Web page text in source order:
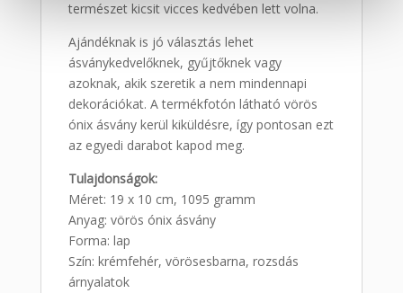
természet kicsit vicces kedvében lett volna.
Ajándéknak is jó választás lehet
ásványkedvelőknek, gyűjtőknek vagy
azoknak, akik szeretik a nem mindennapi
dekorációkat. A termékfotón látható vörös
ónix ásvány kerül kiküldésre, így pontosan ezt
az egyedi darabot kapod meg.
Tulajdonságok:
Méret: 19 x 10 cm, 1095 gramm
Anyag: vörös ónix ásvány
Forma: lap
Szín: krémfehér, vörösesbarna, rozsdás
árnyalatok